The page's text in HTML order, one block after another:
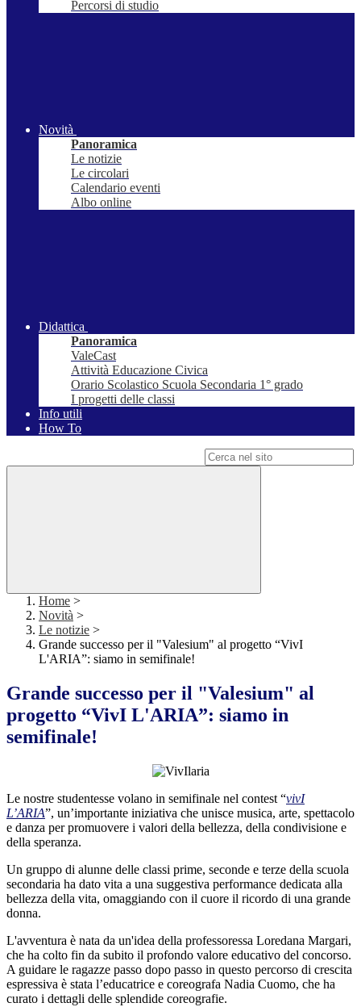
Percorsi di studio
Novità
Panoramica
Le notizie
Le circolari
Calendario eventi
Albo online
Didattica
Panoramica
ValeCast
Attività Educazione Civica
Orario Scolastico Scuola Secondaria 1° grado
I progetti delle classi
Info utili
How To
Home >
Novità >
Le notizie >
Grande successo per il "Valesium" al progetto “VivI
L'ARIA”: siamo in semifinale!
Grande successo per il "Valesium" al
progetto “VivI L'ARIA”: siamo in
semifinale!
Le nostre studentesse volano in semifinale nel contest “vivI
L’ARIA”, un’importante iniziativa che unisce musica, arte, spettacolo
e danza per promuovere i valori della bellezza, della condivisione e
della speranza.
Un gruppo di alunne delle classi prime, seconde e terze della scuola
secondaria ha dato vita a una suggestiva performance dedicata alla
bellezza della vita, omaggiando con il cuore il ricordo di una grande
donna.
L'avventura è nata da un'idea della professoressa Loredana Margari,
che ha colto fin da subito il profondo valore educativo del concorso.
A guidare le ragazze passo dopo passo in questo percorso di crescita
espressiva è stata l’educatrice e coreografa Nadia Cuomo, che ha
curato i dettagli delle splendide coreografie.